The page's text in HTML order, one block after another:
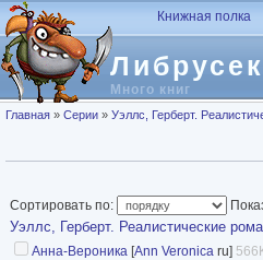
Перейти к основному содержанию
Либрусек
Много книг
Книжная полка
Вы здесь
Главная » Серии » Уэллс, Герберт.
Сортировать по:
Уэллс, Герберт. Реалистические
Анна-Вероника [Ann Veronica ru]